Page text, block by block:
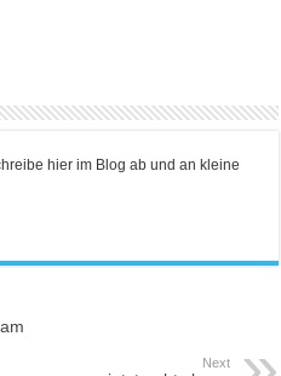
hier im Blog ab und an kleine
Next